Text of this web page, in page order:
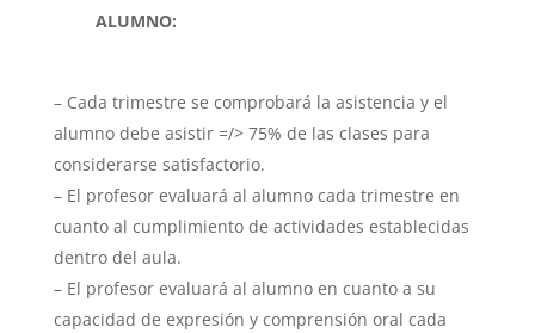
ALUMNO:
– Cada trimestre se comprobará la asistencia y el
alumno debe asistir =/> 75% de las clases para
considerarse satisfactorio.
– El profesor evaluará al alumno cada trimestre en
cuanto al cumplimiento de actividades establecidas
dentro del aula.
– El profesor evaluará al alumno en cuanto a su
capacidad de expresión y comprensión oral cada